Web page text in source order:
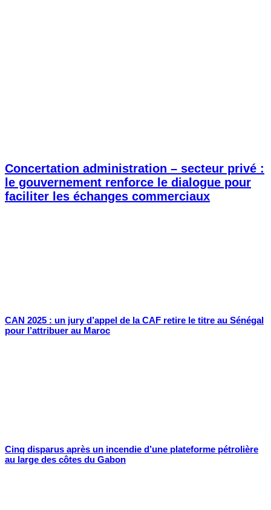
Concertation administration – secteur privé :
le gouvernement renforce le dialogue pour
faciliter les échanges commerciaux
CAN 2025 : un jury d’appel de la CAF retire le titre au Sénégal
pour l’attribuer au Maroc
Cinq disparus après un incendie d’une plateforme pétrolière
au large des côtes du Gabon